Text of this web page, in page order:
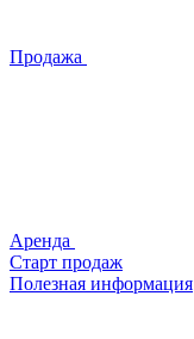
Продажа
Аренда
Старт продаж
Полезная информация